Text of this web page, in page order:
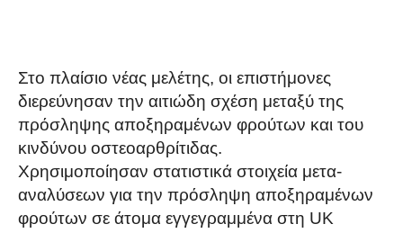
Στο πλαίσιο νέας μελέτης, οι επιστήμονες
διερεύνησαν την αιτιώδη σχέση μεταξύ της
πρόσληψης αποξηραμένων φρούτων και του
κινδύνου οστεοαρθρίτιδας.
Χρησιμοποίησαν στατιστικά στοιχεία μετα-
αναλύσεων για την πρόσληψη αποξηραμένων
φρούτων σε άτομα εγγεγραμμένα στη UK